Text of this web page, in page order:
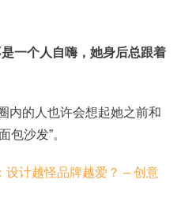
一个人自嗨，她身后总跟着
内的人也许会想起她之前和
包沙发”。